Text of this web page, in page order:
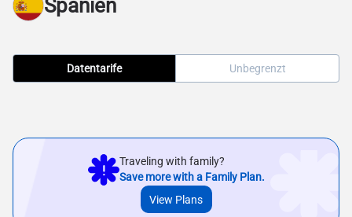
Spanien
Datentarife Unbegrenzt
Traveling with family?
Save more with a Family Plan.
View Plans